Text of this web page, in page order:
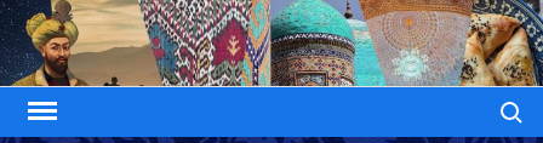
Skip
to
content